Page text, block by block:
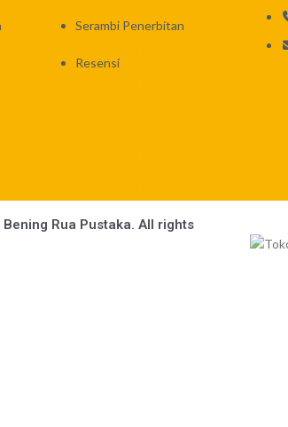
Serambi Penerbitan
Resensi
Rua Pustaka. All rights